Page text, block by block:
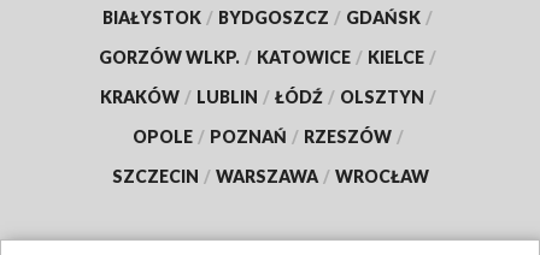
BIAŁYSTOK / BYDGOSZCZ / GDAŃSK /
GORZÓW WLKP. / KATOWICE / KIELCE /
KRAKÓW / LUBLIN / ŁÓDŹ / OLSZTYN /
OPOLE / POZNAŃ / RZESZÓW /
SZCZECIN / WARSZAWA / WROCŁAW